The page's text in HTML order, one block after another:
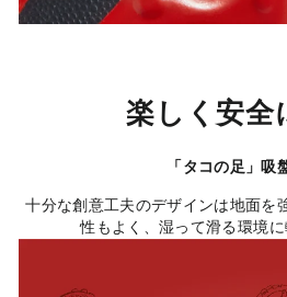
楽しく安全
「タコの足」吸
十分な創意工夫のデザインは地面を
性もよく、湿って滑る環境に